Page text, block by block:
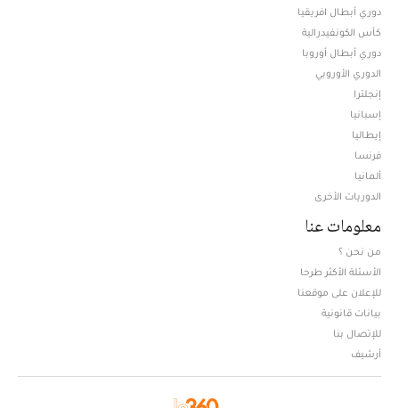
دوري أبطال افريقيا
كأس الكونفيدرالية
دوري أبطال أوروبا
الدوري الأوروبي
إنجلترا
إسبانيا
إيطاليا
فرنسا
ألمانيا
الدوريات الأخرى
معلومات عنا
من نحن ؟
الأسئلة الأكثر طرحا
للإعلان على موقعنا
بيانات قانونية
للإتصال بنا
أرشيف